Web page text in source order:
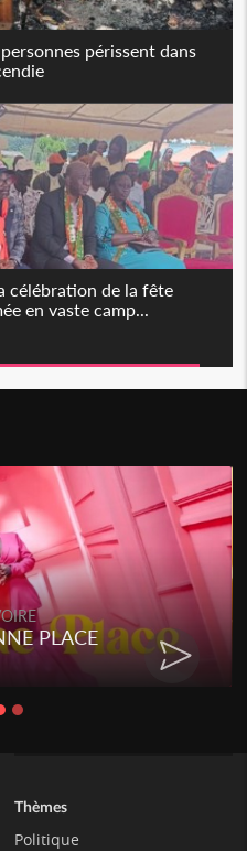
périssent dans
célébration de la fête
en vaste camp...
PLACE
Thèmes
Politique